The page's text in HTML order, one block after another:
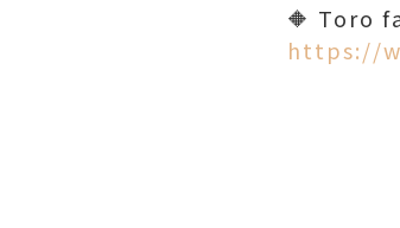
🔶 Toro
https://